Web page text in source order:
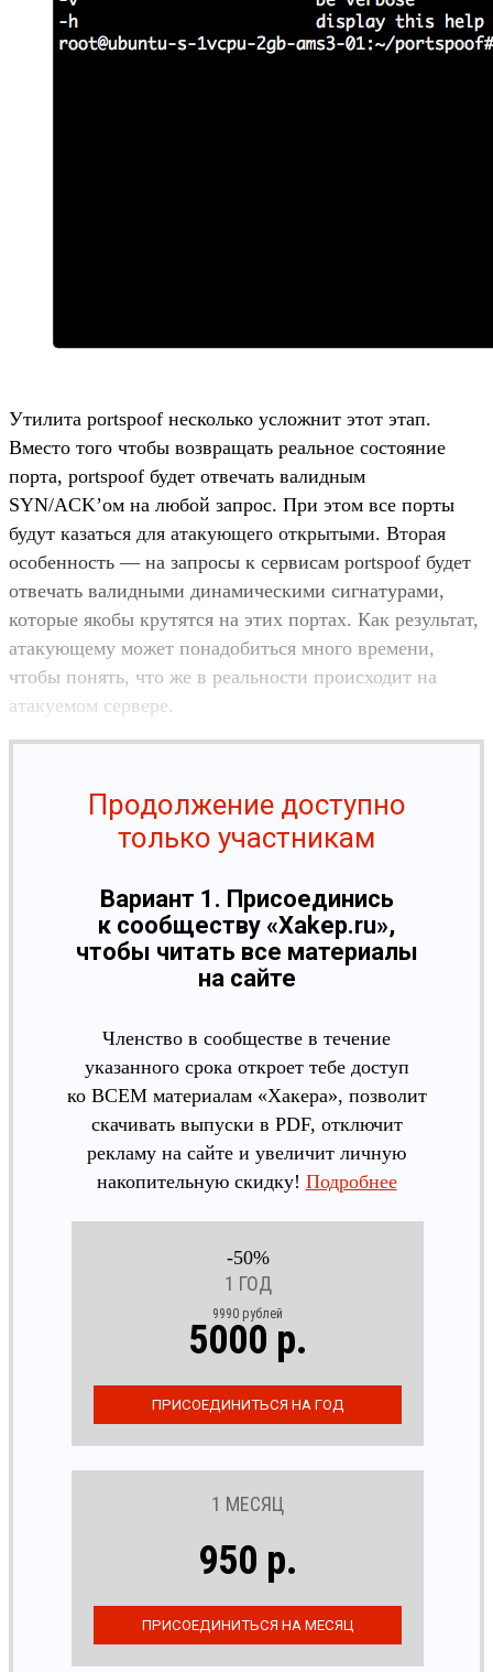
Утилита portspoof несколько усложнит этот этап.
Вместо того чтобы возвращать реальное состояние
порта, portspoof будет отвечать валидным
SYN/ACK’ом на любой запрос. При этом все порты
будут казаться для атакующего открытыми. Вторая
особенность — на запросы к сервисам portspoof будет
отвечать валидными динамическими сигнатурами,
которые якобы крутятся на этих портах. Как результат,
атакующему может понадобиться много времени,
чтобы понять, что же в реальности происходит на
атакуемом сервере.
Продолжение доступно
только участникам
Вариант 1. Присоединись
к сообществу «Xakep.ru»,
чтобы читать все материалы
на сайте
Членство в сообществе в течение
указанного срока откроет тебе доступ
ко ВСЕМ материалам «Хакера», позволит
скачивать выпуски в PDF, отключит
рекламу на сайте и увеличит личную
накопительную скидку! Подробнее
-50%
1 ГОД
9990 рублей
5000 р.
1 МЕСЯЦ
950 р.